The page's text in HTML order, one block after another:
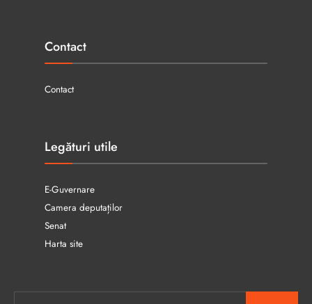
Contact
Contact
Legături utile
E-Guvernare
Camera deputaților
Senat
Harta site